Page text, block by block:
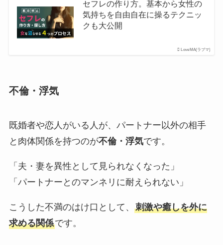
LoveMA(ラブマ)
セフレの作り方。基本から女性の
気持ちを自由自在に操るテクニッ
クも大公開
不倫・浮気
既婚者や恋人がいる人が、パートナー以外の相手
と肉体関係を持つのが不倫・浮気です。
「夫・妻を異性として見られなくなった」
「パートナーとのマンネリに耐えられない」
こうした不満のはけ口として、 刺激や癒しを外に
求める関係です。